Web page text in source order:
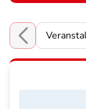
Choose a section